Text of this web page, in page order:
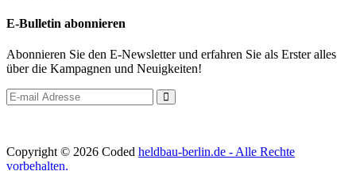
E-Bulletin abonnieren
Abonnieren Sie den E-Newsletter und erfahren Sie als Erster alles
über die Kampagnen und Neuigkeiten!
Copyright © 2026 Coded heldbau-berlin.de - Alle Rechte
vorbehalten.